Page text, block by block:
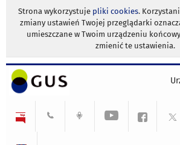
Strona wykorzystuje pliki cookies.
zmiany ustawień Twojej przeglądarki
umieszczane w Twoim urządzeniu
zmienić te ustawienia.